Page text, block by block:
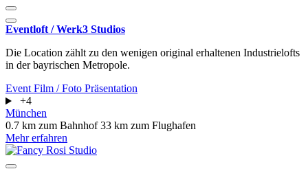
Eventloft / Werk3 Studios
Die Location zählt zu den wenigen original erhaltenen Industrielofts
in der bayrischen Metropole.
Event Film / Foto Präsentation
+4
München
0.7 km zum Bahnhof33 km zum Flughafen
Mehr erfahren